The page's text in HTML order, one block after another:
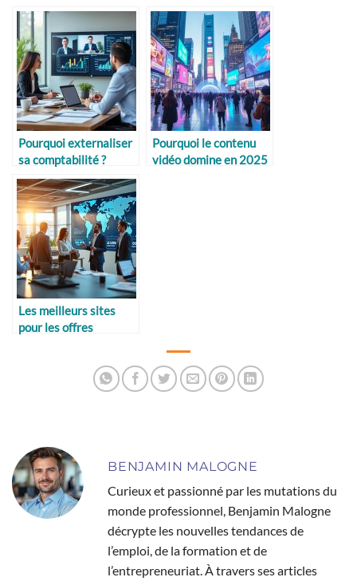
revenus
Pourquoi externaliser
sa comptabilité ?
Pourquoi le contenu
vidéo domine en 2025
Les meilleurs sites
pour les offres
BENJAMIN MALOGNE
Curieux et passionné par les mutations du
monde professionnel, Benjamin Malogne
décrypte les nouvelles tendances de
l’emploi, de la formation et de
l’entrepreneuriat. À travers ses articles